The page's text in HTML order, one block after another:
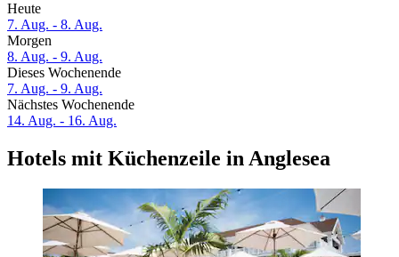
Heute
7. Aug. - 8. Aug.
Morgen
8. Aug. - 9. Aug.
Dieses Wochenende
7. Aug. - 9. Aug.
Nächstes Wochenende
14. Aug. - 16. Aug.
Hotels mit Küchenzeile in Anglesea